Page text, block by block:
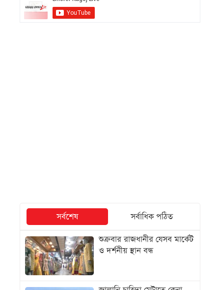
সর্বশেষ
সর্বাধিক পঠিত
শুক্রবার রাজধানীর যেসব মার্কেট
ও দর্শনীয় স্থান বন্ধ